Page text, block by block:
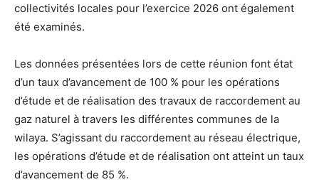
collectivités locales pour l’exercice 2026 ont également
été examinés.
Les données présentées lors de cette réunion font état
d’un taux d’avancement de 100 % pour les opérations
d’étude et de réalisation des travaux de raccordement au
gaz naturel à travers les différentes communes de la
wilaya. S’agissant du raccordement au réseau électrique,
les opérations d’étude et de réalisation ont atteint un taux
d’avancement de 85 %.